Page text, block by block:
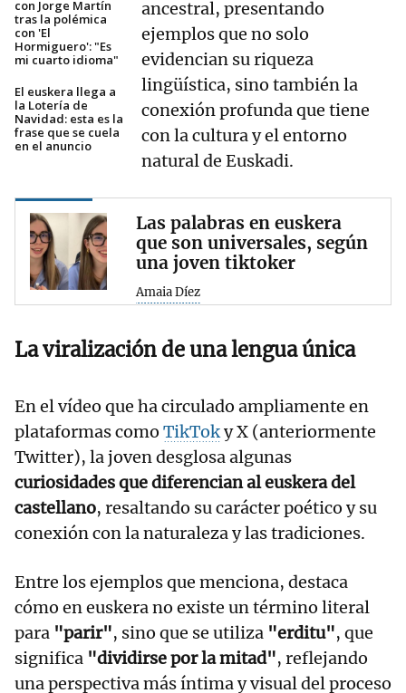
con Jorge Martín
tras la polémica
con 'El
Hormiguero': "Es
mi cuarto idioma"
El euskera llega a
la Lotería de
Navidad: esta es la
frase que se cuela
en el anuncio
ancestral, presentando
ejemplos que no solo
evidencian su riqueza
lingüística, sino también la
conexión profunda que tiene
con la cultura y el entorno
natural de Euskadi.
Las palabras en euskera
que son universales, según
una joven tiktoker
Amaia Díez
La viralización de una lengua única
En el vídeo que ha circulado ampliamente en
plataformas como TikToky X (anteriormente
Twitter), la joven desglosa algunas
curiosidades que diferencian al euskera del
castellano, resaltando su carácter poético y su
conexión con la naturaleza y las tradiciones.
Entre los ejemplos que menciona, destaca
cómo en euskera no existe un término literal
para "parir", sino que se utiliza "erditu", que
significa "dividirse por la mitad", reflejando
una perspectiva más íntima y visual del proceso